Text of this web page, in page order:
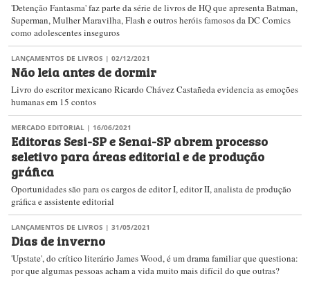
'Detenção Fantasma' faz parte da série de livros de HQ que apresenta Batman,
Superman, Mulher Maravilha, Flash e outros heróis famosos da DC Comics
como adolescentes inseguros
LANÇAMENTOS DE LIVROS | 02/12/2021
Não leia antes de dormir
Livro do escritor mexicano Ricardo Chávez Castañeda evidencia as emoções
humanas em 15 contos
MERCADO EDITORIAL | 16/06/2021
Editoras Sesi-SP e Senai-SP abrem processo
seletivo para áreas editorial e de produção
gráfica
Oportunidades são para os cargos de editor I, editor II, analista de produção
gráfica e assistente editorial
LANÇAMENTOS DE LIVROS | 31/05/2021
Dias de inverno
'Upstate', do crítico literário James Wood, é um drama familiar que questiona:
por que algumas pessoas acham a vida muito mais difícil do que outras?